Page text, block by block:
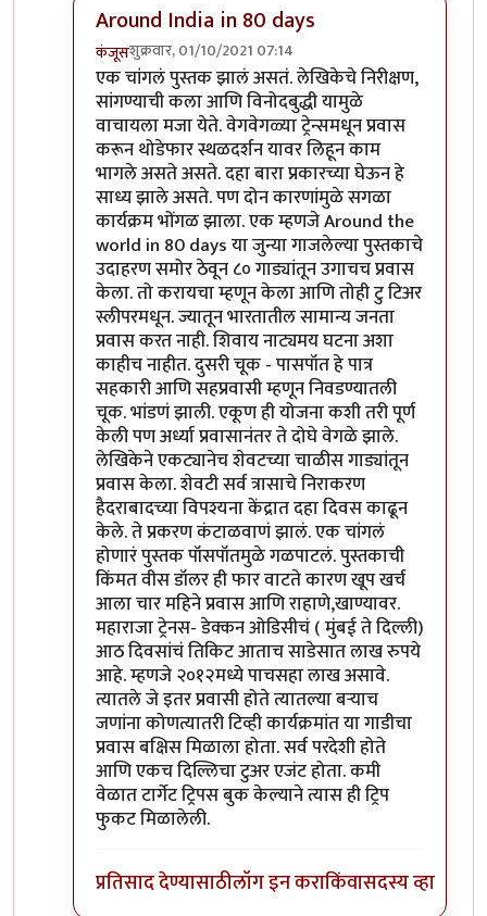
Around India in 80 days
कंजूसशुक्रवार, 01/10/2021 07:14
In reply toमी घेतलंय.byकंजूस
एक चांगलं पुस्तक झालं असतं. लेखिकेचे निरीक्षण,
सांगण्याची कला आणि विनोदबुद्धी यामुळे
वाचायला मजा येते. वेगवेगळ्या ट्रेन्समधून प्रवास
करून थोडेफार स्थळदर्शन यावर लिहून काम
भागले असते असते. दहा बारा प्रकारच्या घेऊन हे
साध्य झाले असते. पण दोन कारणांमुळे सगळा
कार्यक्रम भोंगळ झाला. एक म्हणजे Around the
world in 80 days या जुन्या गाजलेल्या पुस्तकाचे
उदाहरण समोर ठेवून ८० गाड्यांतून उगाचच प्रवास
केला. तो करायचा म्हणून केला आणि तोही टु टिअर
स्लीपरमधून. ज्यातून भारतातील सामान्य जनता
प्रवास करत नाही. शिवाय नाट्यमय घटना अशा
काहीच नाहीत. दुसरी चूक - पासपॉत हे पात्र
सहकारी आणि सहप्रवासी म्हणून निवडण्यातली
चूक. भांडणं झाली. एकूण ही योजना कशी तरी पूर्ण
केली पण अर्ध्या प्रवासानंतर ते दोघे वेगळे झाले.
लेखिकेने एकट्यानेच शेवटच्या चाळीस गाड्यांतून
प्रवास केला. शेवटी सर्व त्रासाचे निराकरण
हैदराबादच्या विपश्यना केंद्रात दहा दिवस काढून
केले. ते प्रकरण कंटाळवाणं झालं. एक चांगलं
होणारं पुस्तक पॉसपॉतमुळे गळपाटलं. पुस्तकाची
किंमत वीस डॉलर ही फार वाटते कारण खूप खर्च
आला चार महिने प्रवास आणि राहाणे,खाण्यावर.
महाराजा ट्रेनस- डेक्कन ओडिसीचं ( मुंबई ते दिल्ली)
आठ दिवसांचं तिकिट आताच साडेसात लाख रुपये
आहे. म्हणजे २०१२मध्ये पाचसहा लाख असावे.
त्यातले जे इतर प्रवासी होते त्यातल्या बऱ्याच
जणांना कोणत्यातरी टिव्ही कार्यक्रमांत या गाडीचा
प्रवास बक्षिस मिळाला होता. सर्व परदेशी होते
आणि एकच दिल्लिचा टुअर एजंट होता. कमी
वेळात टार्गेट ट्रिपस बुक केल्याने त्यास ही ट्रिप
फुकट मिळालेली.
प्रतिसाद देण्यासाठीलॉग इन कराकिंवासदस्य व्हा